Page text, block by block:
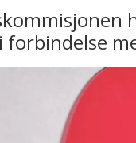
forbindelse